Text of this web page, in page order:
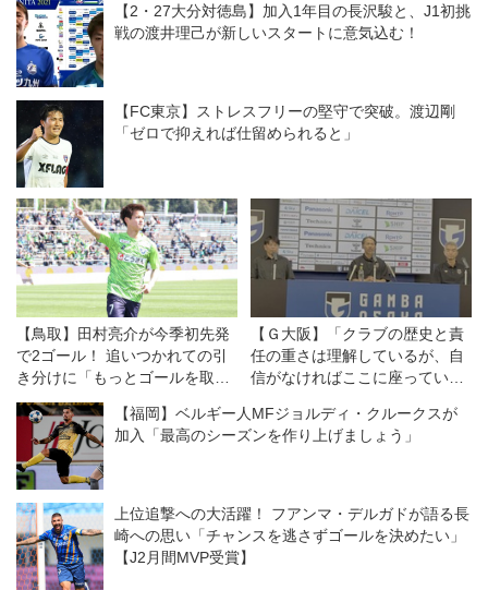
【2・27大分対徳島】加入1年目の長沢駿と、J1初挑
戦の渡井理己が新しいスタートに意気込む！
【FC東京】ストレスフリーの堅守で突破。渡辺剛
「ゼロで抑えれば仕留められると」
【鳥取】田村亮介が今季初先発
で2ゴール！ 追いつかれての引
き分けに「もっとゴールを取
る、決め切ることが大事」
【Ｇ大阪】「クラブの歴史と責
任の重さは理解しているが、自
信がなければここに座っていな
神智和・新監督が目指すのはど
んなチームなのか？
【福岡】ベルギー人MFジョルディ・クルークスが
加入「最高のシーズンを作り上げましょう」
上位追撃への大活躍！ フアンマ・デルガドが語る長
崎への思い「チャンスを逃さずゴールを決めたい」
【J2月間MVP受賞】